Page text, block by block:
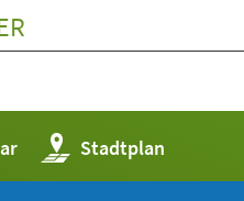
Stadtplan
(Öffnet
in
einem